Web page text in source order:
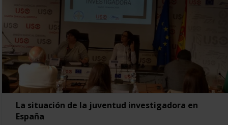
La situación de la juventud investigadora en
España